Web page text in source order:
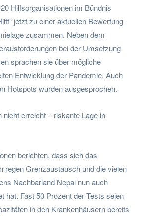
Hilfsorganisationen im Bündnis
jetzt zu einer aktuellen Bewertung
zusammen. Neben dem
bei der Umsetzung
sprachen sie über mögliche
Entwicklung der Pandemie. Auch
Hotspots wurden ausgesprochen.
nicht erreicht – riskante Lage in
berichten, dass sich das
regen Grenzaustausch und die vielen
Nachbarland Nepal nun auch
hat. Fast 50 Prozent der Tests seien
in den Krankenhäusern bereits